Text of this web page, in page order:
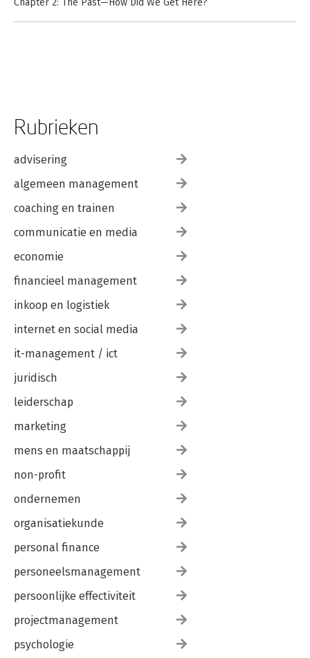
Chapter 2: The Past—How Did We Get Here?
Rubrieken
advisering
algemeen management
coaching en trainen
communicatie en media
economie
financieel management
inkoop en logistiek
internet en social media
it-management / ict
juridisch
leiderschap
marketing
mens en maatschappij
non-profit
ondernemen
organisatiekunde
personal finance
personeelsmanagement
persoonlijke effectiviteit
projectmanagement
psychologie